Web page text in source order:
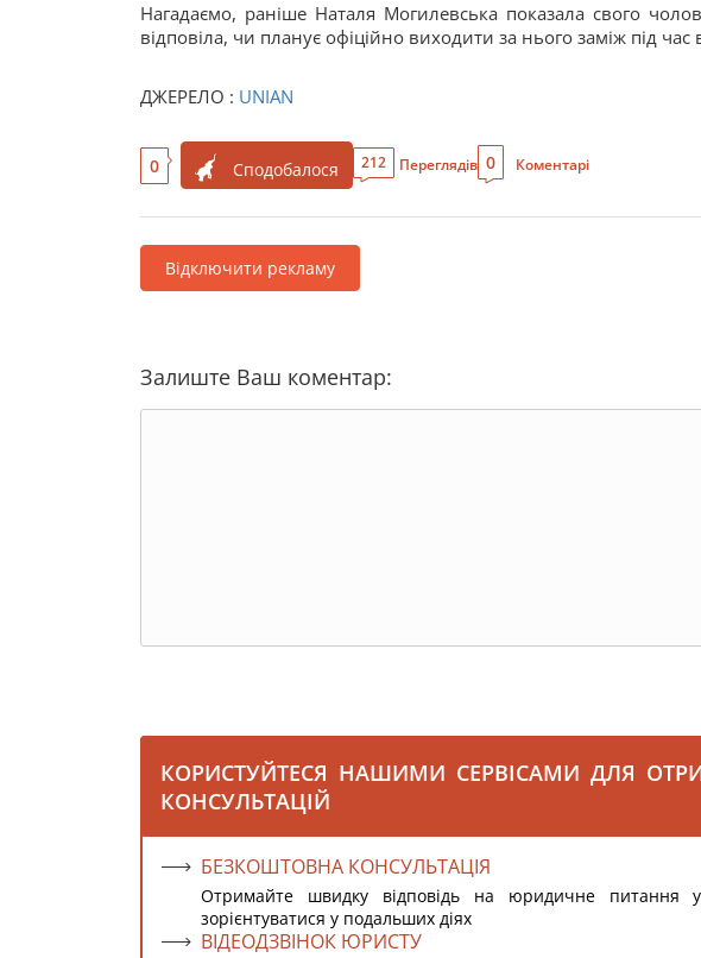
Нагадаємо, раніше Наталя Могилевська показала свого
відповіла, чи планує офіційно виходити за нього заміж під час
ДЖЕРЕЛО : UNIAN
0 Сподобалося 212 Переглядів 0 Коментарі
Відключити рекламу
Залиште Ваш коментар:
КОРИСТУЙТЕСЯ НАШИМИ СЕРВІСАМИ ДЛЯ
КОНСУЛЬТАЦІЙ
БЕЗКОШТОВНА КОНСУЛЬТАЦІЯ
Отримайте швидку відповідь на юридичне
зорієнтуватися у подальших діях
ВІДЕОДЗВІНОК ЮРИСТУ